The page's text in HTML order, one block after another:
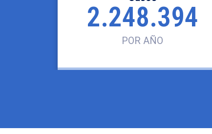
2.248.394
POR AÑO